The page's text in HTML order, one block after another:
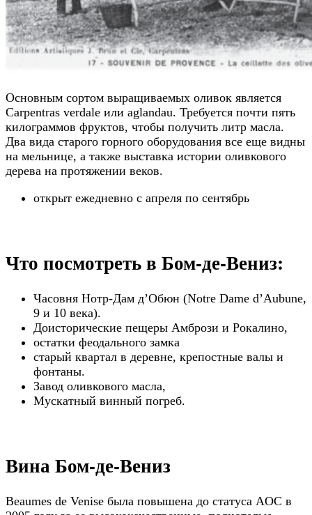
Основным сортом выращиваемых оливок является
Carpentras verdale или aglandau. Требуется почти пять
килограммов фруктов, чтобы получить литр масла.
Два вида старого горного оборудования все еще видны
на мельнице, а также выставка истории оливкового
дерева на протяжении веков.
открыт ежедневно с апреля по сентябрь
Что посмотреть в Бом-де-Вениз:
Часовня Нотр-Дам д’Обюн (Notre Dame d’Aubune,
9 и 10 века).
Доисторические пещеры Амбрози и Рокалино,
остатки феодального замка
старый квартал в деревне, крепостные валы и
фонтаны.
Завод оливкового масла,
Мускатный винный погреб.
Вина Бом-де-Вениз
Beaumes de Venise была повышена до статуса AOC в